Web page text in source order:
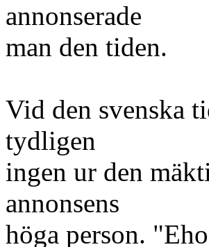
annonserade
man den tiden.
Vid den svenska
tydligen
ingen ur den
annonsens
höga person.